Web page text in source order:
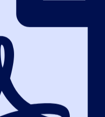
двери в
собственное
закупок,
или, как и мы,
Инвестиция в
окупается, ведя к
в профессиональном
рынка по всей России
исключительно яркие, а